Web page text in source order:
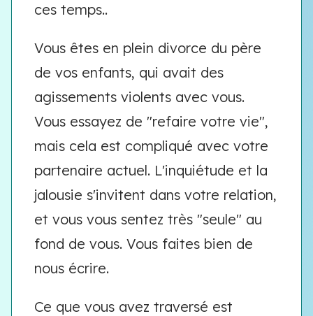
ces temps..
Vous êtes en plein divorce du père
de vos enfants, qui avait des
agissements violents avec vous.
Vous essayez de "refaire votre vie",
mais cela est compliqué avec votre
partenaire actuel. L'inquiétude et la
jalousie s'invitent dans votre relation,
et vous vous sentez très "seule" au
fond de vous. Vous faites bien de
nous écrire.
Ce que vous avez traversé est